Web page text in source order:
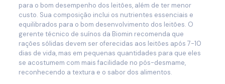
para o bom desempenho dos leitões, além de ter menor
custo. Sua composição inclui os nutrientes essenciais e
equilibrados para o bom desenvolvimento dos leitões. O
gerente técnico de suínos da Biomin recomenda que
rações sólidas devem ser oferecidas aos leitões após 7-10
dias de vida, mas em pequenas quantidades para que eles
se acostumem com mais facilidade no pós-desmame,
reconhecendo a textura e o sabor dos alimentos.